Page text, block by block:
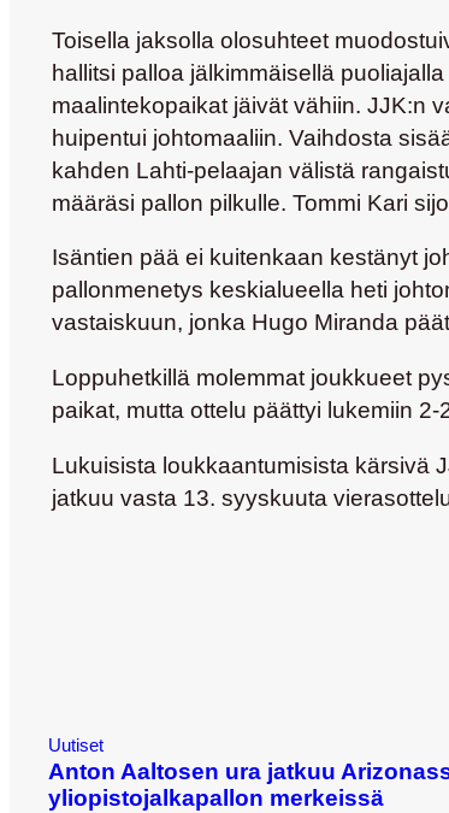
Toisella jaksolla olosuhteet
hallitsi palloa jälkimmäisellä
maalintekopaikat jäivät vähiin. JJK:n
huipentui johtomaaliin. Vaihdosta
kahden Lahti-pelaajan välistä
määräsi pallon pilkulle. Tommi Kari
Isäntien pää ei kuitenkaan kestänyt
pallonmenetys keskialueella heti
vastaiskuun, jonka Hugo Miranda
Loppuhetkillä molemmat joukkueet
paikat, mutta ottelu päättyi lukemiin 2-
Lukuisista loukkaantumisista kärsivä
jatkuu vasta 13. syyskuuta
Uutiset
Anton Aaltosen ura jatkuu
yliopistojalkapallon merkeissä